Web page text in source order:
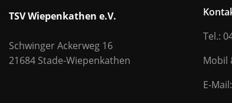
TSV Wiepenkathen e.V.
Schwinger Ackerweg 16
21684 Stade-Wiepenkathen
Tel.:
Mobil
E-